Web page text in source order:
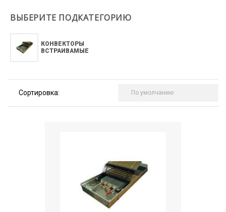
ВЫБЕРИТЕ ПОДКАТЕГОРИЮ
КОНВЕКТОРЫ
ВСТРАИВАМЫЕ
Сортировка: